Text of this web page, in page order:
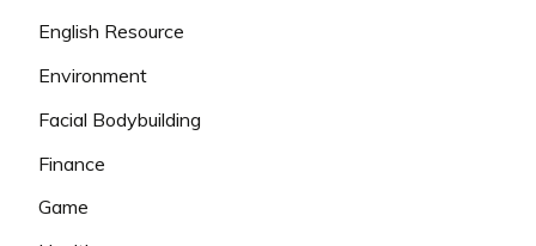
English Resource
Environment
Facial Bodybuilding
Finance
Game